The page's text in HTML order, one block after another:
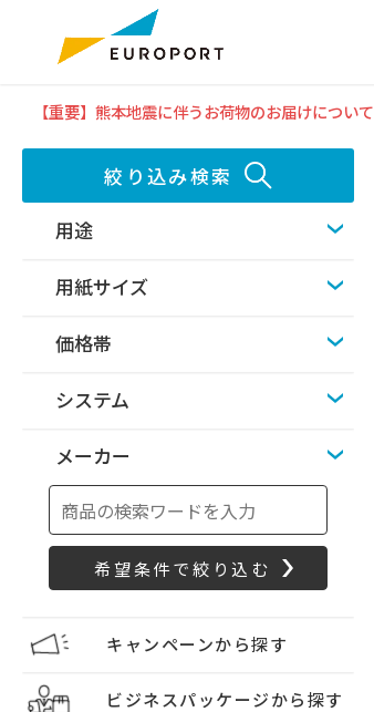
【重要】熊本地震に伴うお荷物のお届けについて
絞り込み検索
用途
用紙サイズ
価格帯
システム
メーカー
キャンペーンから探す
ビジネスパッケージから探す